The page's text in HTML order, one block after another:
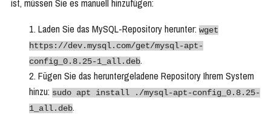
ist, müssen Sie es manuell hinzufügen:
Laden Sie das MySQL-Repository herunter: wget
https://dev.mysql.com/get/mysql-apt-
config_0.8.25-1_all.deb.
Fügen Sie das heruntergeladene Repository Ihrem System
hinzu: sudo apt install ./mysql-apt-config_0.8.25-
1_all.deb.